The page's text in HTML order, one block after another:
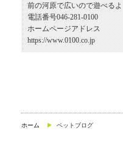
前の河原で広いので遊べるよ
電話番号046-281-0100
ホームページアドレス
https://www.0100.co.jp
ホーム ペットブログ